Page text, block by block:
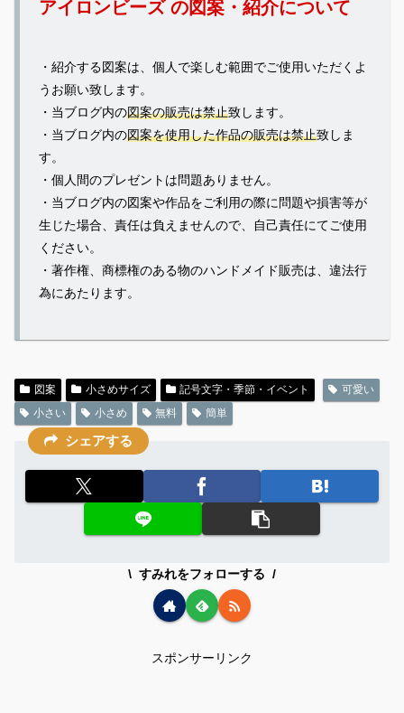
アイロンビーズ の図案・紹介について
・紹介する図案は、個人で楽しむ範囲でご使用いただくよ
うお願い致します。
・当ブログ内の図案の販売は禁止致します。
・当ブログ内の図案を使用した作品の販売は禁止致しま
す。
・個人間のプレゼントは問題ありません。
・当ブログ内の図案や作品をご利用の際に問題や損害等が
生じた場合、責任は負えませんので、自己責任にてご使用
ください。
・著作権、商標権のある物のハンドメイド販売は、違法行
為にあたります。
図案 小さめサイズ 記号文字・季節・イベント
可愛い
小さい
小さめ 無料 簡単
シェアする
すみれをフォローする
スポンサーリンク